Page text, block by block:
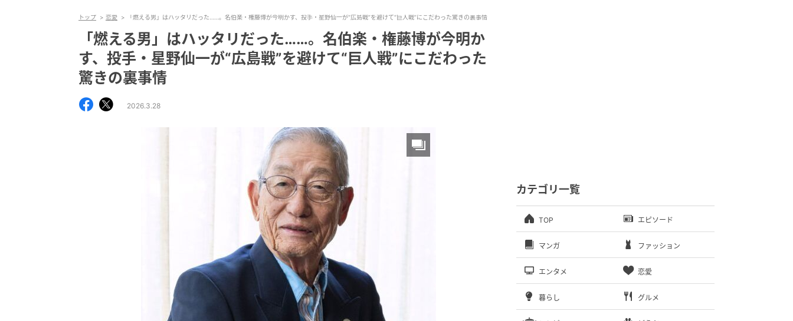
トップ 恋愛 「燃える男」はハッタリだった……。名伯楽・権藤博が今明かす、投手・星野仙一が“広島戦”を避けて“巨人戦”にこだわった驚きの裏事情
「燃える男」はハッタリだった……。名伯楽・権藤博が今明か
す、投手・星野仙一が“広島戦”を避けて“巨人戦”にこだわった
驚きの裏事情
2026.3.28
カテゴリ一覧
TOP エピソード
マンガ ファッション
エンタメ 恋愛
暮らし グルメ